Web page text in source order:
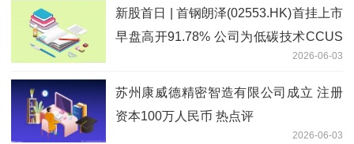
新股首日 | 首钢朗泽(02553.HK)首挂上市
早盘高开91.78% 公司为低碳技术CCUS
2026-06-03
苏州康威德精密智造有限公司成立 注册
资本100万人民币 热点评
2026-06-03